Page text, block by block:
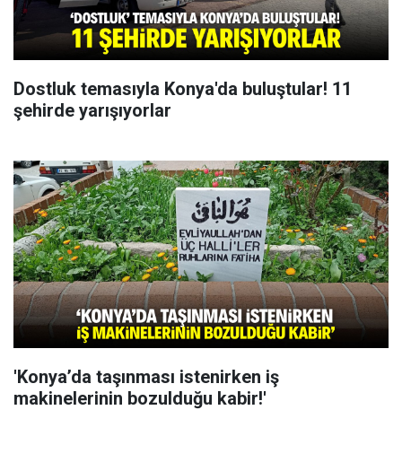
Dostluk temasıyla Konya'da buluştular! 11
şehirde yarışıyorlar
'Konya’da taşınması istenirken iş
makinelerinin bozulduğu kabir!'